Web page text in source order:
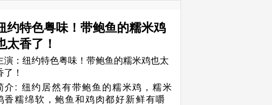
约特色粤味！带鲍鱼的糯米鸡
太香了！
演： 纽约特色粤味！带鲍鱼的糯米鸡也太
了！
介: 纽约居然有带鲍鱼的糯米鸡，糯米
香糯绵软，鲍鱼和鸡肉都好新鲜有嚼